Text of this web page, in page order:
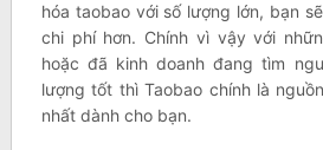
hóa taobao với số lượng lớn, bạn
chi phí hơn. Chính vì vậy với
hoặc đã kinh doanh đang tìm
lượng tốt thì Taobao chính là
nhất dành cho bạn.